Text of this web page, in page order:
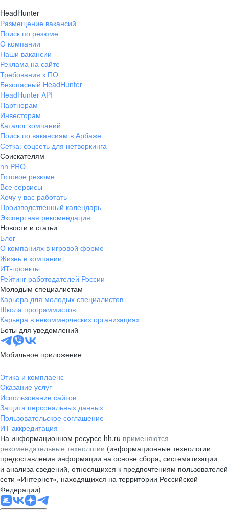
HeadHunter
Размещение вакансий
Поиск по резюме
О компании
Наши вакансии
Реклама на сайте
Требования к ПО
Безопасный HeadHunter
HeadHunter API
Партнерам
Инвесторам
Каталог компаний
Поиск по вакансиям в Арбаже
Сетка: соцсеть для нетворкинга
Соискателям
hh PRO
Готовое резюме
Все сервисы
Хочу у вас работать
Производственный календарь
Экспертная рекомендация
Новости и статьи
Блог
О компаниях в игровой форме
Жизнь в компании
ИТ-проекты
Рейтинг работодателей России
Молодым специалистам
Карьера для молодых специалистов
Школа программистов
Карьера в некоммерческих организациях
Боты для уведомлений
Мобильное приложение
Этика и комплаенс
Оказание услуг
Использование сайтов
Защита персональных данных
Пользовательское соглашение
ИТ аккредитация
На информационном ресурсе hh.ru применяются
рекомендательные технологии (информационные технологии
предоставления информации на основе сбора, систематизации
и анализа сведений, относящихся к предпочтениям пользователей
сети «Интернет», находящихся на территории Российской
Федерации)